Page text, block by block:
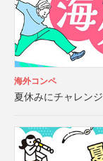
海外コンペ
夏休みにチャレン